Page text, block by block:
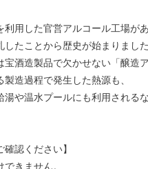
用した官営アルコール工場が
たことから歴史が始まりました
酒造製品で欠かせない「醸造
造過程で発生した熱源も、
湯や温水プールにも利用される
確認ください】
できません。